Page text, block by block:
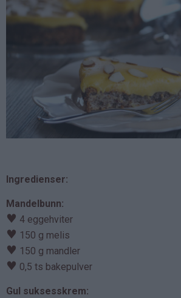
Ingredienser:
Mandelbunn:
♥ 4 eggehviter
♥ 150 g melis
♥ 150 g mandler
♥ 0,5 ts bakepulver
Gul suksesskrem: